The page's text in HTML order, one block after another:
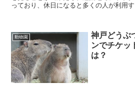
っており、休日になると多くの人が利用
動物園
神戸どうぶ
ンでチケッ
は？